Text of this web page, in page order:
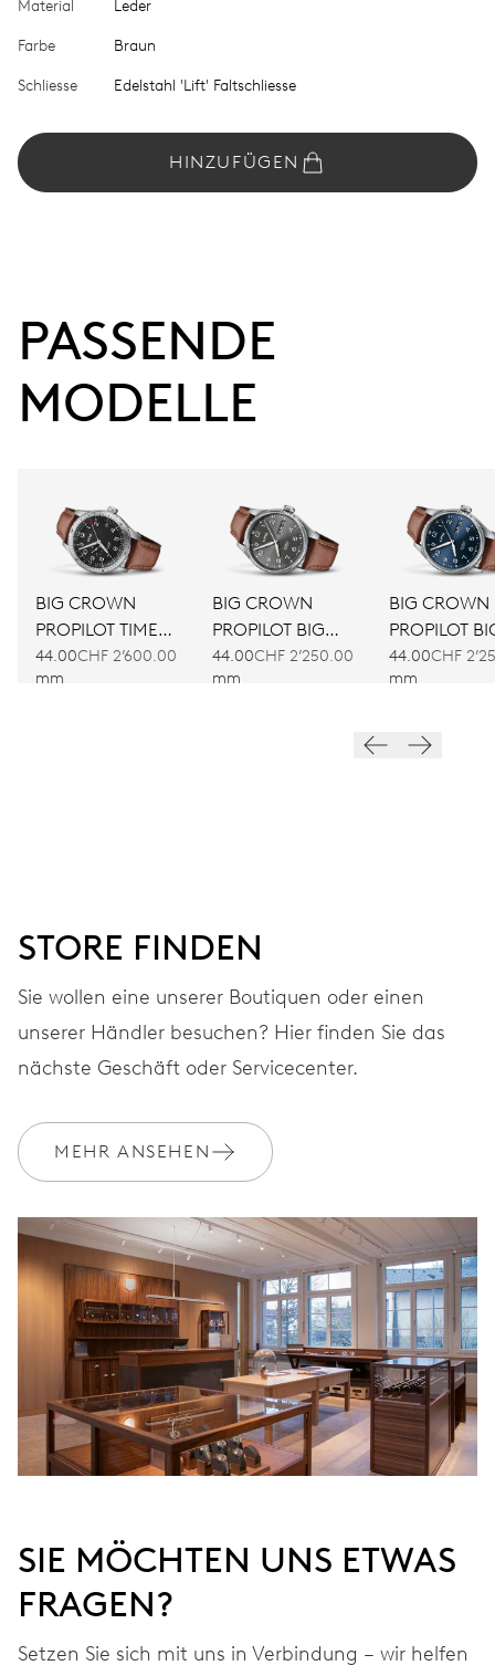
Material Leder
Farbe Braun
Schliesse Edelstahl 'Lift' Faltschliesse
HINZUFÜGEN
PASSENDE
MODELLE
BIG CROWN
PROPILOT TIMER
GMT
44.00
mm
CHF 2’600.00
BIG CROWN
PROPILOT BIG
DAY DATE
44.00
mm
CHF 2’250.00
BIG CROWN
PROPILOT
DAY DATE
44.00
mm
CHF
STORE FINDEN
Sie wollen eine unserer Boutiquen oder einen
unserer Händler besuchen? Hier finden Sie das
nächste Geschäft oder Servicecenter.
MEHR ANSEHEN
SIE MÖCHTEN UNS ETWAS
FRAGEN?
Setzen Sie sich mit uns in Verbindung – wir helfen